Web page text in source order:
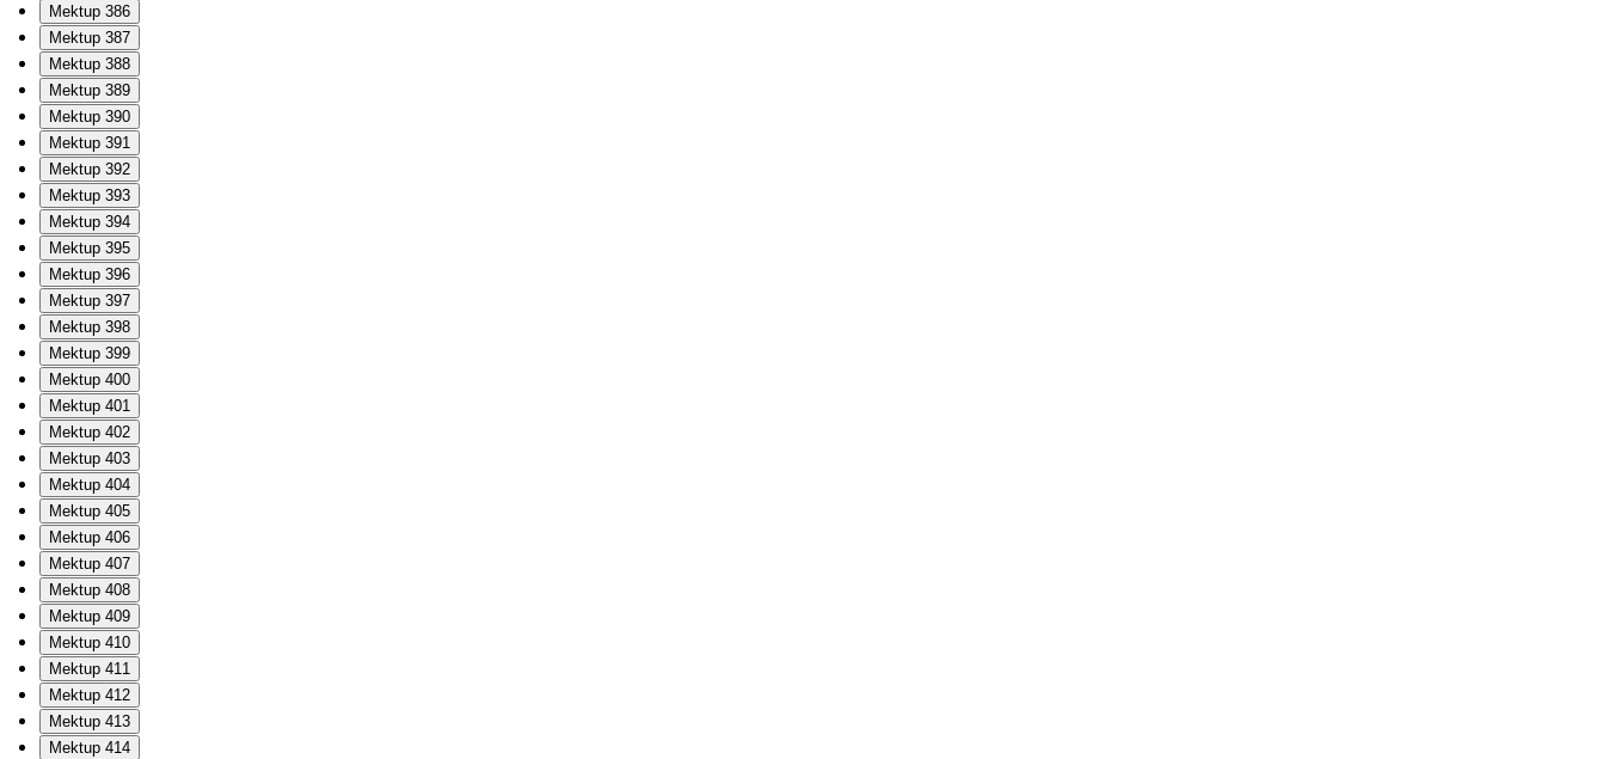
Mektup 386
Mektup 387
Mektup 388
Mektup 389
Mektup 390
Mektup 391
Mektup 392
Mektup 393
Mektup 394
Mektup 395
Mektup 396
Mektup 397
Mektup 398
Mektup 399
Mektup 400
Mektup 401
Mektup 402
Mektup 403
Mektup 404
Mektup 405
Mektup 406
Mektup 407
Mektup 408
Mektup 409
Mektup 410
Mektup 411
Mektup 412
Mektup 413
Mektup 414